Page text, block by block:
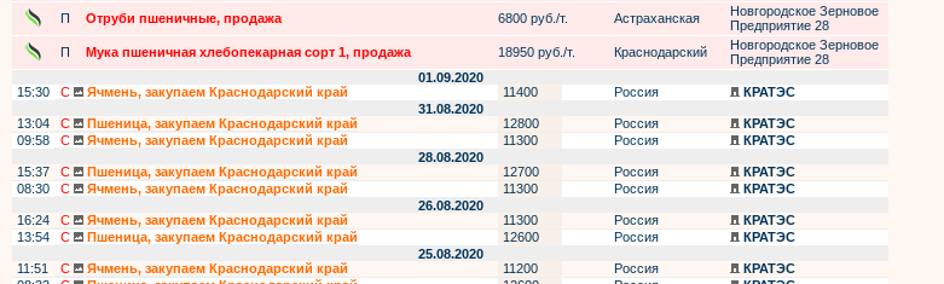
П
Отруби пшеничные, продажа 6800 руб./т. Астраханская
Новгородское Зерновое
Предприятие 28
П
Мука пшеничная хлебопекарная сорт 1, продажа 18950 руб./т. Краснодарский
Новгородское Зерновое
Предприятие 28
01.09.2020
15:30
С Ячмень, закупаем Краснодарский край 11400 Россия
КРАТЭС
31.08.2020
13:04
С Пшеница, закупаем Краснодарский край 12800 Россия
КРАТЭС
09:58
С Ячмень, закупаем Краснодарский край 11300 Россия
КРАТЭС
28.08.2020
15:37
С Пшеница, закупаем Краснодарский край 12700 Россия
КРАТЭС
08:30
С Ячмень, закупаем Краснодарский край 11300 Россия
КРАТЭС
26.08.2020
16:24
С Ячмень, закупаем Краснодарский край 11300 Россия
КРАТЭС
13:54
С Пшеница, закупаем Краснодарский край 12600 Россия
КРАТЭС
25.08.2020
11:51
С Ячмень, закупаем Краснодарский край 11200 Россия
КРАТЭС